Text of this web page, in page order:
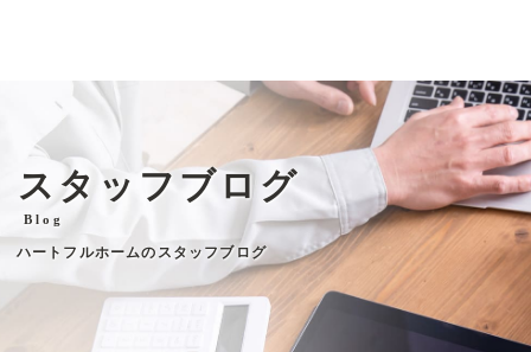
スタッフブログ
Blog
ハートフルホームのスタッフブログ